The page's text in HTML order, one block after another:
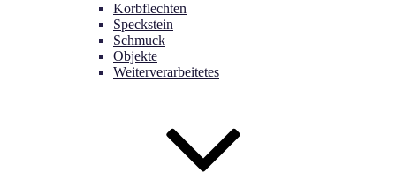
Korbflechten
Speckstein
Schmuck
Objekte
Weiterverarbeitetes